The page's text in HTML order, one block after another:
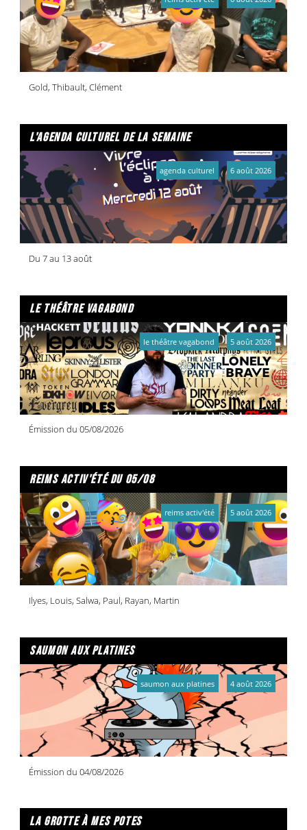
Gold, Thibault, Clément
l'agenda culturel de la semaine
Du 7 au 13 août
agenda culturel 6 août 2026
le théâtre vagabond
Émission du 05/08/2026
le théâtre vagabond 5 août 2026
reims activ'été du 05/08
Ilyes, Louis, Salwa, Paul, Rayan, Martin
reims activ'été 5 août 2026
saumon aux platines
Émission du 04/08/2026
saumon aux platines 4 août 2026
la grotte à mes potes